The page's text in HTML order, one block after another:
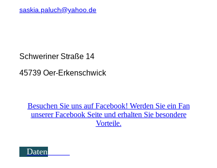
saskia.paluch@yahoo.de
Schweriner Straße 14
45739 Oer-Erkenschwick
Besuchen Sie uns auf Facebook! Werden Sie ein Fan
unserer Facebook Seite und erhalten Sie besondere
Vorteile.
Datenschutz